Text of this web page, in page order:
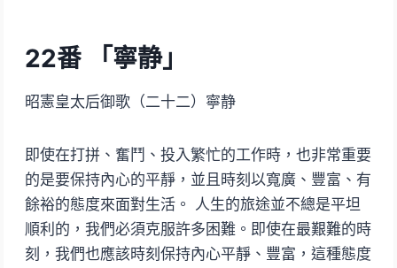
22番 「寧静」
昭憲皇太后御歌（二十二）寧静
即使在打拼、奮鬥、投入繁忙的工作時，也非常重要
的是要保持內心的平靜，並且時刻以寬廣、豐富、有
餘裕的態度來面對生活。 人生的旅途並不總是平坦
順利的，我們必須克服許多困難。即使在最艱難的時
刻，我們也應該時刻保持內心平靜、豐富，這種態度